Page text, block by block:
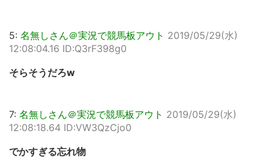
5: 名無しさん＠実況で競馬板アウト 2019/05/29(水)
12:08:04.16 ID:Q3rF398g0
そらそうだろw
7: 名無しさん＠実況で競馬板アウト 2019/05/29(水)
12:08:18.64 ID:VW3QzCjo0
でかすぎる忘れ物